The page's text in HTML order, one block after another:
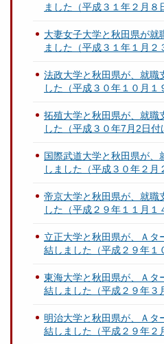
ました（平成３１年２月８
大妻女子大学と秋田県が就
ました（平成３１年１月２
法政大学と秋田県が、就職
した（平成３０年１０月１
拓殖大学と秋田県が、就職
した（平成３０年7月2日付
国際武道大学と秋田県が、
しました（平成３０年２月
帝京大学と秋田県が、就職
した（平成２９年１１月１
立正大学と秋田県が、Ａタ
結しました（平成２９年１
東海大学と秋田県が、Ａタ
結しました（平成２９年３
明治大学と秋田県が、Ａタ
結しました（平成２９年２